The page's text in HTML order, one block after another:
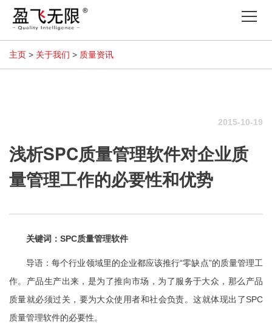
主页 > 关于我们 > 质量资讯
2015-10-19
浅析SPC质量管理软件对企业质
量管理工作的必要性和优势
关键词：SPC质量管理软件
导语：每个行业领域里的企业都应该推行“零缺点”的质量管理工
作。产品生产出来，是为了推向市场，为了服务于大众，那么产品
质量就必须过关，要为大众使用者和社会负责。这就体现出了SPC
质量管理软件的必要性。